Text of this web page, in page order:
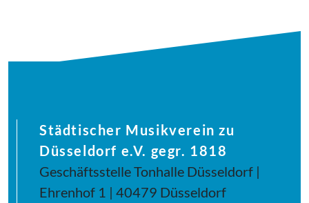
Städtischer Musikverein zu
Düsseldorf e.V. gegr. 1818
Geschäftsstelle Tonhalle Düsseldorf |
Ehrenhof 1 | 40479 Düsseldorf